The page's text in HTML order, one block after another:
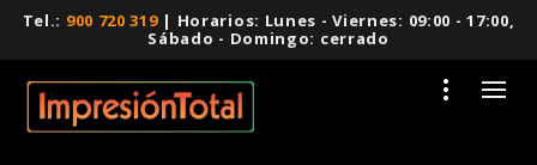
Tel.: 900 720 319| Horarios: Lunes - Viernes: 09:00 - 17:00,
Sábado - Domingo: cerrado